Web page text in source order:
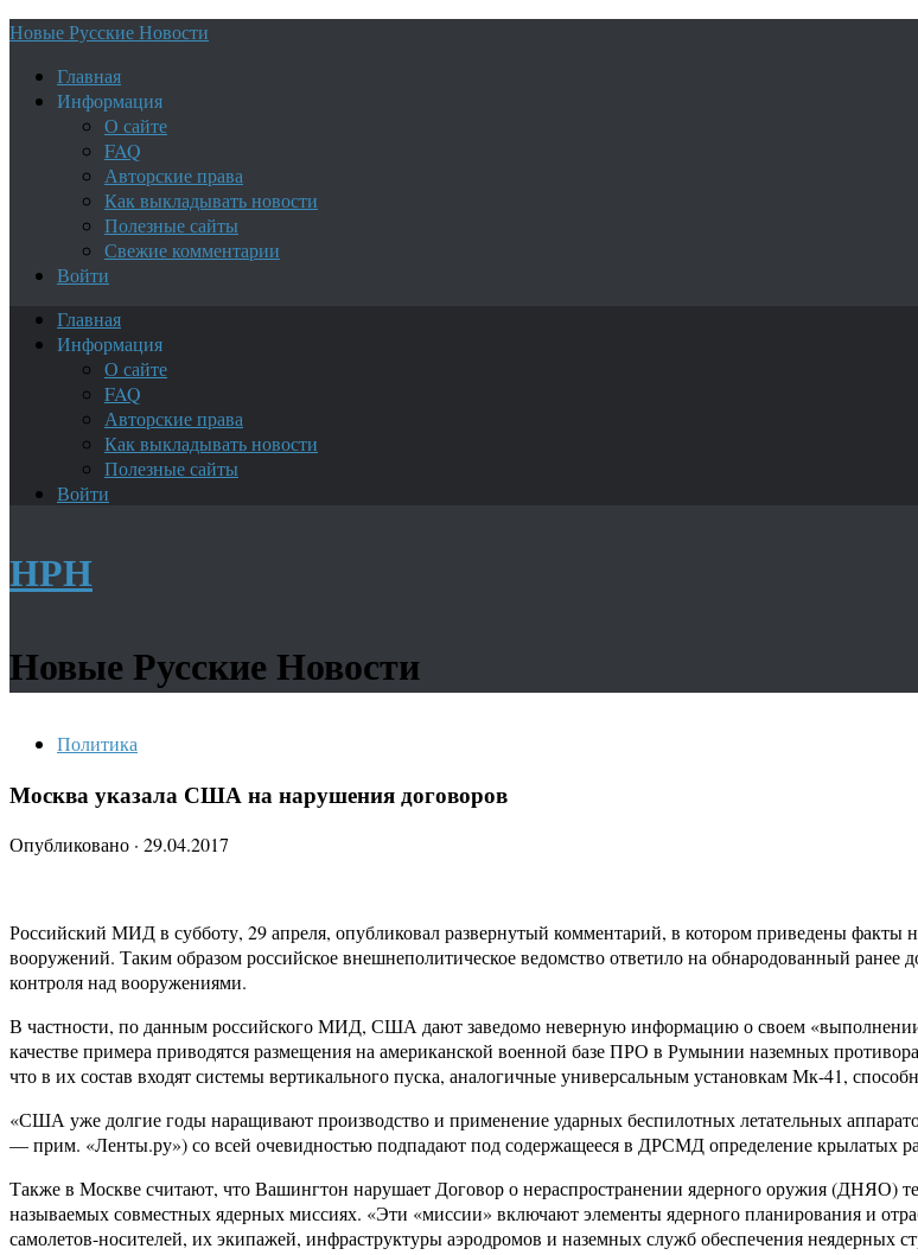
Новые Русские Новости
Главная
Информация
О сайте
FAQ
Авторские права
Как выкладывать новости
Полезные сайты
Свежие комментарии
Войти
Главная
Информация
О сайте
FAQ
Авторские права
Как выкладывать новости
Полезные сайты
Войти
НРН
Новые Русские Новости
Политика
Москва указала США на нарушения договоров
Опубликовано · 29.04.2017
Российский МИД в субботу, 29 апреля, опубликовал развернутый комментарий, в котором приведены
вооружений. Таким образом российское внешнеполитическое ведомство ответило на обнародованный
контроля над вооружениями.
В частности, по данным российского МИД, США дают заведомо неверную информацию о своем
качестве примера приводятся размещения на американской военной базе ПРО в Румынии наземных
что в их состав входят системы вертикального пуска, аналогичные универсальным установкам Мк-41,
«США уже долгие годы наращивают производство и применение ударных беспилотных летательных
— прим. «Ленты.ру») со всей очевидностью подпадают под содержащееся в ДРСМД определение крылатых
Также в Москве считают, что Вашингтон нарушает Договор о нераспространении ядерного оружия (ДНЯО)
называемых совместных ядерных миссиях. «Эти «миссии» включают элементы ядерного планирования и
самолетов-носителей, их экипажей, инфраструктуры аэродромов и наземных служб обеспечения